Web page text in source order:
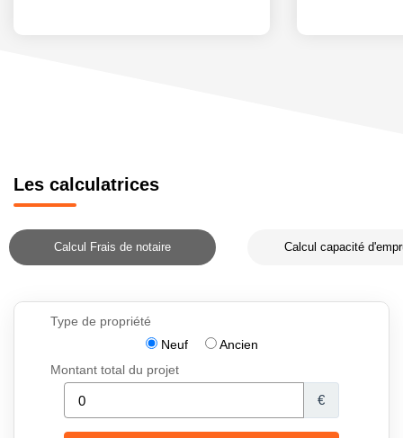
Les calculatrices
Calcul Frais de notaire Calcul capacité